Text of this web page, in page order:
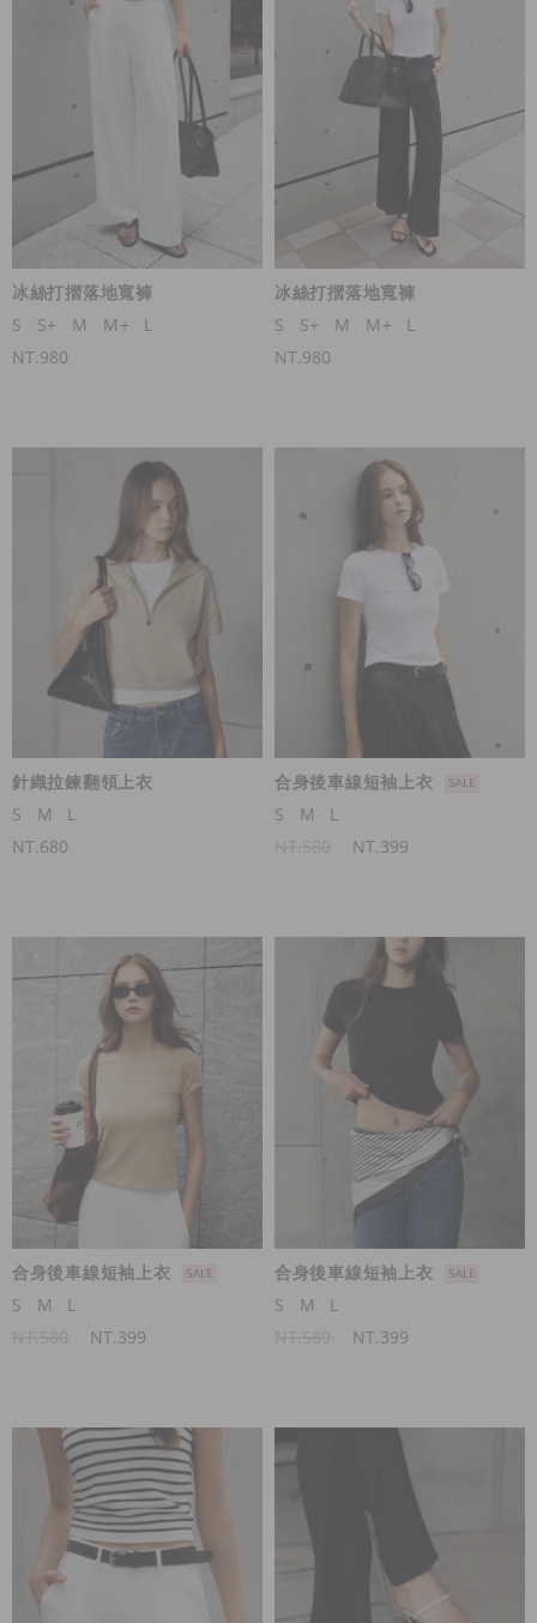
冰絲打摺落地寬褲
S
S+ M M+
L
NT.980
冰絲打摺落地寬褲
S
S+ M M+
L
NT.980
針織拉鍊翻領上衣
S
M
L
NT.680
合身後車線短袖上衣
S
M
L
NT.399
合身後車線短袖上衣
S
M
L
NT.399
合身後車線短袖上衣
S
M
L
NT.399